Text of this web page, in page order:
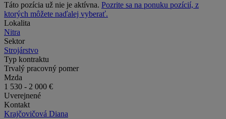
Táto pozícia už nie je aktívna. Pozrite sa na ponuku pozícií, z
ktorých môžete naďalej vyberať.
Lokalita
Nitra
Sektor
Strojárstvo
Typ kontraktu
Trvalý pracovný pomer
Mzda
1 530 - 2 000 €
Uverejnené
Kontakt
Krajčovičová Diana